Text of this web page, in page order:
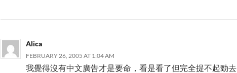
Alica
FEBRUARY 26, 2005 AT 1:04 AM
我覺得沒有中文廣告才是要命，看是看了但完全提不起勁去